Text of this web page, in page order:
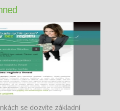
se dozvíte základní